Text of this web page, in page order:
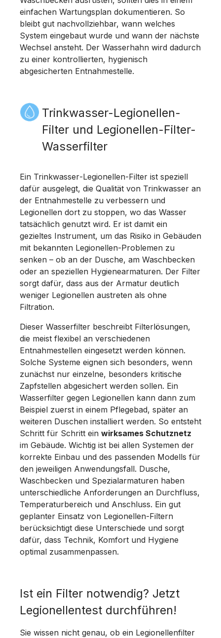
einfachen Wartungsplan dokumentieren. So
bleibt gut nachvollziehbar, wann welches
System eingebaut wurde und wann der nächste
Wechsel ansteht. Der Wasserhahn wird dadurch
zu einer kontrollierten, hygienisch
abgesicherten Entnahmestelle.
Trinkwasser-Legionellen-
Filter und Legionellen-Filter-
Wasserfilter
Ein Trinkwasser‑Legionellen-Filter ist speziell
dafür ausgelegt, die Qualität von Trinkwasser an
der Entnahmestelle zu verbessern und
Legionellen dort zu stoppen, wo das Wasser
tatsächlich genutzt wird. Er ist damit ein
gezieltes Instrument, um das Risiko in Gebäuden
mit bekannten Legionellen-Problemen zu
senken – ob an der Dusche, am Waschbecken
oder an speziellen Hygienearmaturen. Der Filter
sorgt dafür, dass aus der Armatur deutlich
weniger Legionellen austreten als ohne
Filtration.
Dieser Wasserfilter beschreibt Filterlösungen,
die meist flexibel an verschiedenen
Entnahmestellen eingesetzt werden können.
Solche Systeme eignen sich besonders, wenn
zunächst nur einzelne, besonders kritische
Zapfstellen abgesichert werden sollen. Ein
Wasserfilter gegen Legionellen kann dann zum
Beispiel zuerst in einem Pflegebad, später an
weiteren Duschen installiert werden. So entsteht
Schritt für Schritt ein wirksames Schutznetz
im Gebäude. Wichtig ist bei allen Systemen der
korrekte Einbau und des passenden Modells für
den jeweiligen Anwendungsfall. Dusche,
Waschbecken und Spezialarmaturen haben
unterschiedliche Anforderungen an Durchfluss,
Temperaturbereich und Anschluss. Ein gut
geplanter Einsatz von Legionellen-Filtern
berücksichtigt diese Unterschiede und sorgt
dafür, dass Technik, Komfort und Hygiene
optimal zusammenpassen.
Ist ein Filter notwendig? Jetzt
Legionellentest durchführen!
Sie wissen nicht genau, ob ein Legionellenfilter